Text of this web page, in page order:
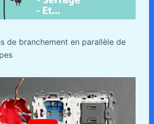
de branchement en parallèle de